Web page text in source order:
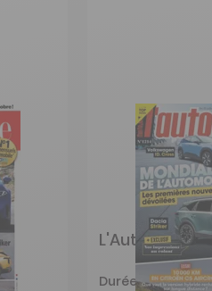
L'Auto Journal
Durée libre